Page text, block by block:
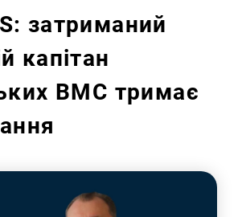
затриманий
капітан
ВМС тримає